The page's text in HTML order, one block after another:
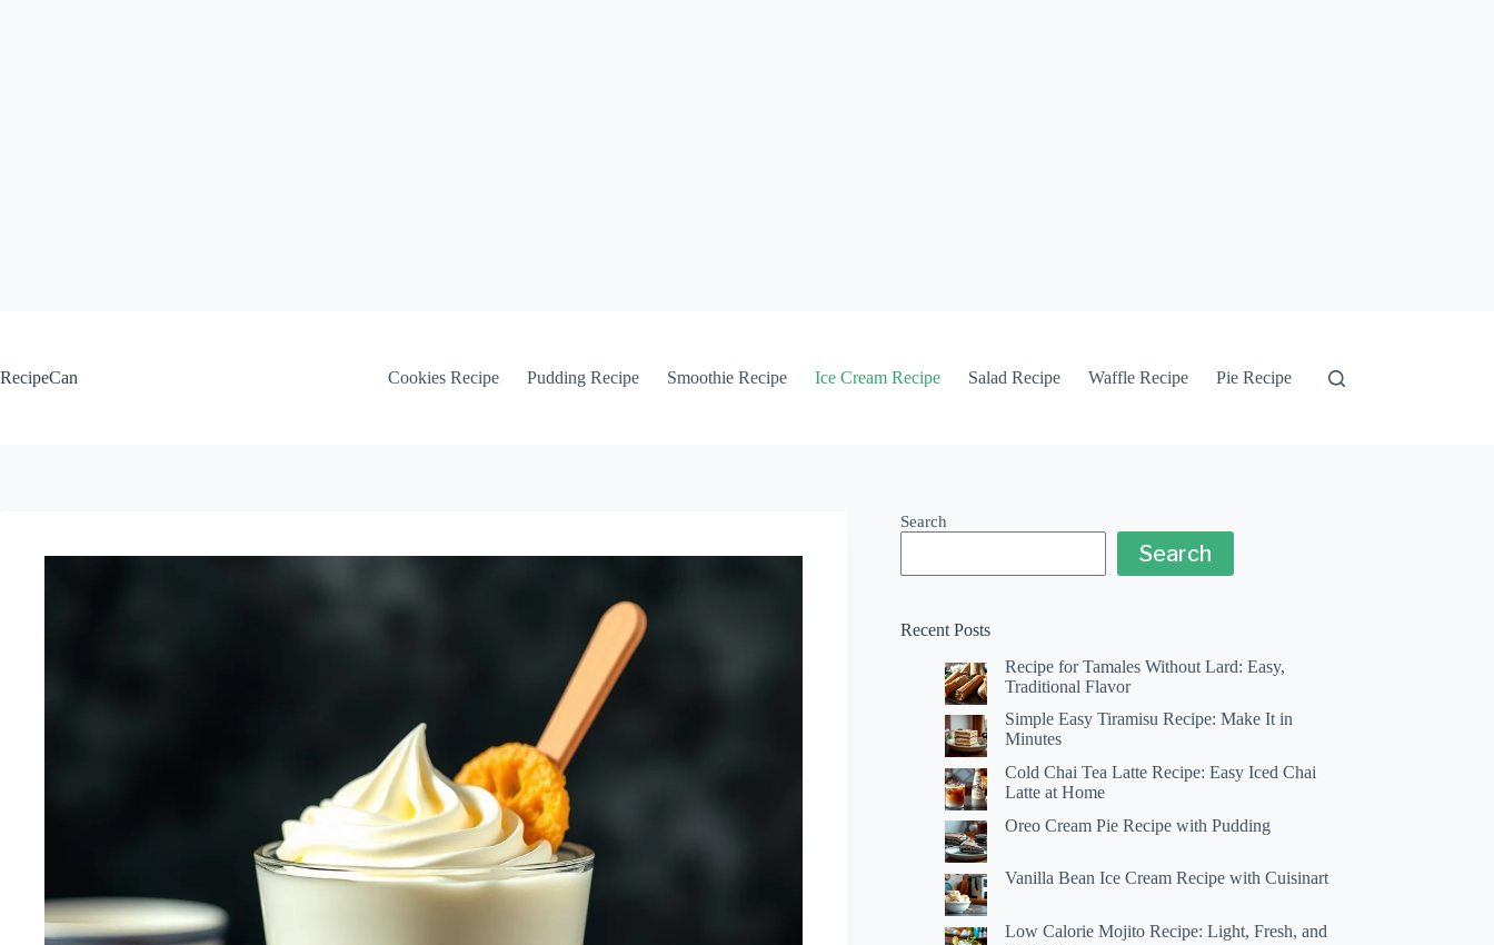
RecipeCan
Cookies Recipe Pudding Recipe Smoothie Recipe Ice Cream Recipe Salad Recipe Waffle Recipe Pie Recipe
Search
Search
Recent Posts
Recipe for Tamales Without Lard: Easy,
Traditional Flavor
Simple Easy Tiramisu Recipe: Make It in
Minutes
Cold Chai Tea Latte Recipe: Easy Iced Chai
Latte at Home
Oreo Cream Pie Recipe with Pudding
Vanilla Bean Ice Cream Recipe with Cuisinart
Low Calorie Mojito Recipe: Light, Fresh, and